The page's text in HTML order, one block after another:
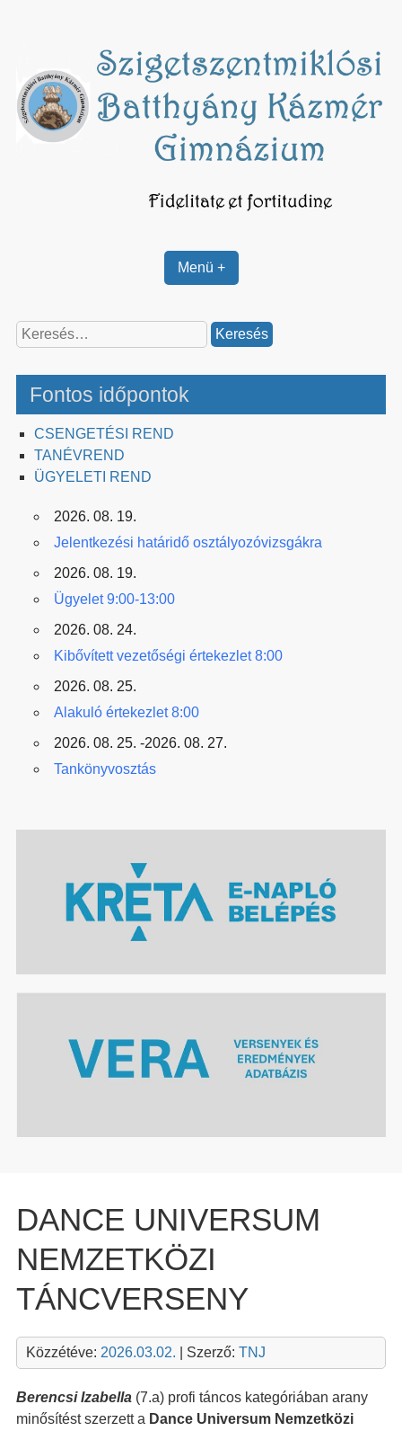
Menü +
Keresés:
Fontos időpontok
CSENGETÉSI REND
TANÉVREND
ÜGYELETI REND
2026. 08. 19.
Jelentkezési határidő osztályozóvizsgákra
2026. 08. 19.
Ügyelet 9:00-13:00
2026. 08. 24.
Kibővített vezetőségi értekezlet 8:00
2026. 08. 25.
Alakuló értekezlet 8:00
2026. 08. 25. -2026. 08. 27.
Tankönyvosztás
DANCE UNIVERSUM
NEMZETKÖZI
TÁNCVERSENY
Közzétéve: 2026.03.02. | Szerző: TNJ
Berencsi Izabella(7.a) profi táncos kategóriában arany
minősítést szerzett a Dance Universum Nemzetközi